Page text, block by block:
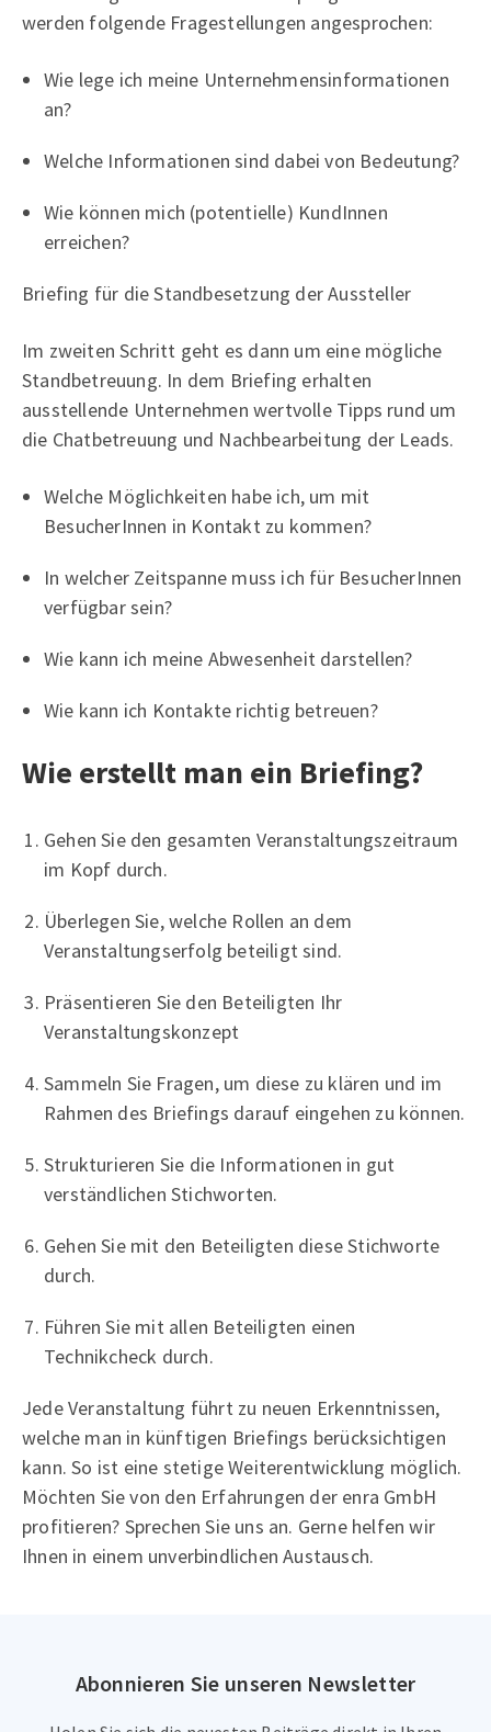
werden folgende Fragestellungen angesprochen:
Wie lege ich meine Unternehmensinformationen
an?
Welche Informationen sind dabei von Bedeutung?
Wie können mich (potentielle) KundInnen
erreichen?
Briefing für die Standbesetzung der Aussteller
Im zweiten Schritt geht es dann um eine mögliche
Standbetreuung. In dem Briefing erhalten
ausstellende Unternehmen wertvolle Tipps rund um
die Chatbetreuung und Nachbearbeitung der Leads.
Welche Möglichkeiten habe ich, um mit
BesucherInnen in Kontakt zu kommen?
In welcher Zeitspanne muss ich für BesucherInnen
verfügbar sein?
Wie kann ich meine Abwesenheit darstellen?
Wie kann ich Kontakte richtig betreuen?
Wie erstellt man ein Briefing?
Gehen Sie den gesamten Veranstaltungszeitraum
im Kopf durch.
Überlegen Sie, welche Rollen an dem
Veranstaltungserfolg beteiligt sind.
Präsentieren Sie den Beteiligten Ihr
Veranstaltungskonzept
Sammeln Sie Fragen, um diese zu klären und im
Rahmen des Briefings darauf eingehen zu können.
Strukturieren Sie die Informationen in gut
verständlichen Stichworten.
Gehen Sie mit den Beteiligten diese Stichworte
durch.
Führen Sie mit allen Beteiligten einen
Technikcheck durch.
Jede Veranstaltung führt zu neuen Erkenntnissen,
welche man in künftigen Briefings berücksichtigen
kann. So ist eine stetige Weiterentwicklung möglich.
Möchten Sie von den Erfahrungen der enra GmbH
profitieren? Sprechen Sie uns an. Gerne helfen wir
Ihnen in einem unverbindlichen Austausch.
Abonnieren Sie unseren Newsletter